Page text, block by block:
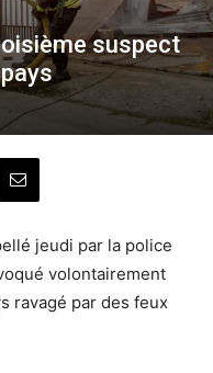
suspect
jeudi par la police
volontairement
ravagé par des feux